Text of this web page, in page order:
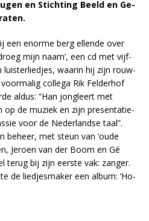
en Stich­ting Beeld en Ge­
een enor­me berg el­len­de over
mijn naam’, een cd met vijf­
luis­ter­lied­jes, waar­in hij zijn rouw­
col­le­ga Rik Fel­der­hof
al­dus: “Han jong­leert met
op de mu­ziek en zijn pre­sen­ta­tie­
voor de Ne­der­land­se taal”.
be­heer, met steun van ‘ou­de
Jeroen van der Boom en Gé
te­rug bij zijn eer­ste vak: zan­ger.
de lied­jes­ma­ker een al­bum: ‘Ho­